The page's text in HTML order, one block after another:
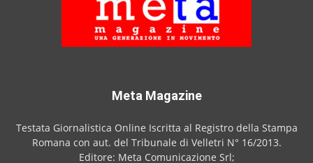
Meta Magazine
Testata Giornalistica Online Iscritta al Registro della Stampa
Romana con aut. del Tribunale di Velletri N° 16/2013.
Editore: Meta Comunicazione Srl;